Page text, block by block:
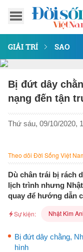
GIẢI TRÍ SAO
Bị đứt dây
nạng đến tận
Thứ sáu, 09/10/2020,
Theo dõi Đời Sống Việt
Dù chân trái bị rách
lịch trình nhưng
quay để hướng dẫn
Sự kiện: Nhật Kim
Bị đứt dây chằng,
hình